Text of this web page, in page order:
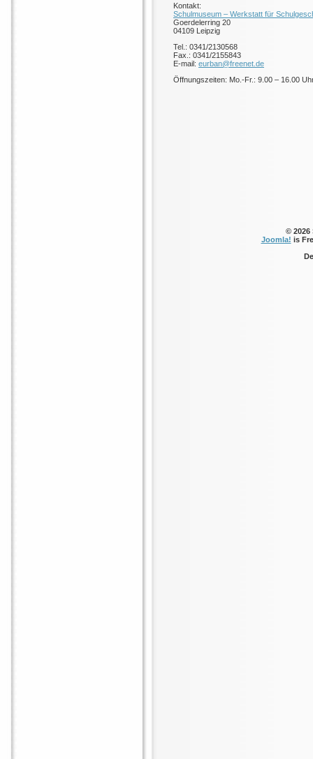
Kontakt:
Schulmuseum – Werkstatt für
Goerdelerring 20
04109 Leipzig
Tel.: 0341/2130568
Fax.: 0341/2155843
E-mail: eurban@freenet.de
Öffnungszeiten: Mo.-Fr.: 9.00 – 16.00
©
Joomla! is